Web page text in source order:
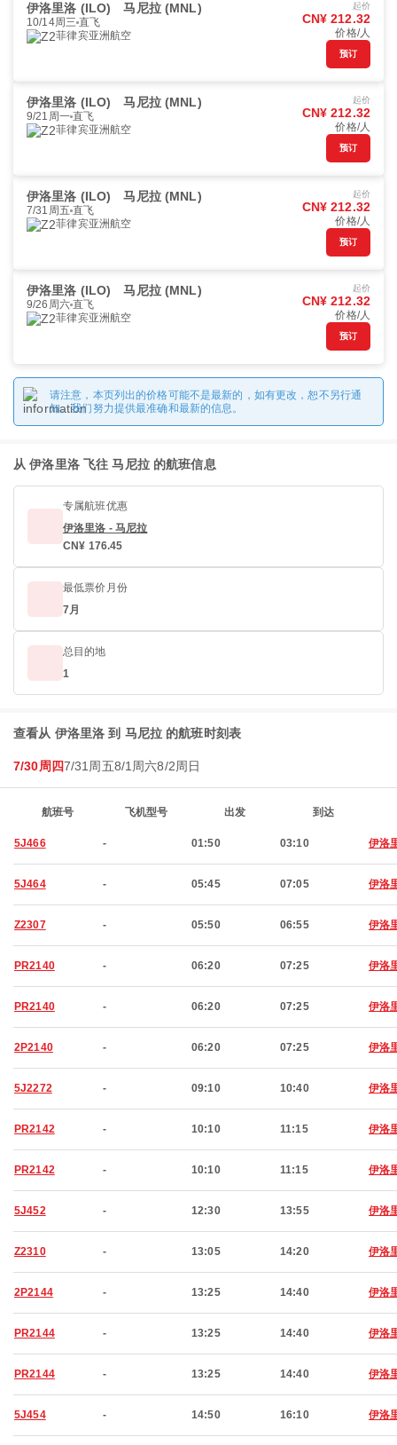
伊洛里洛 (ILO) 马尼拉 (MNL)
10/14周三 直飞
菲律宾亚洲航空
起价
CN¥ 212.32
价格/人
预订
伊洛里洛 (ILO) 马尼拉 (MNL)
9/21周一 直飞
菲律宾亚洲航空
起价
CN¥ 212.32
价格/人
预订
伊洛里洛 (ILO) 马尼拉 (MNL)
7/31周五 直飞
菲律宾亚洲航空
起价
CN¥ 212.32
价格/人
预订
伊洛里洛 (ILO) 马尼拉 (MNL)
9/26周六 直飞
菲律宾亚洲航空
起价
CN¥ 212.32
价格/人
预订
请注意，本页列出的价格可能不是最新的，如有更改，恕不另行通
知。我们努力提供最准确和最新的信息。
从 伊洛里洛 飞往 马尼拉 的航班信息
专属航班优惠
伊洛里洛 - 马尼拉
CN¥ 176.45
最低票价月份
7月
总目的地
1
查看从 伊洛里洛 到 马尼拉 的航班时刻表
7/30周四7/31周五8/1周六8/2周日
航班号 飞机型号 出发 到达
5J466 - 01:50 03:10 伊洛
5J464 - 05:45 07:05 伊洛
Z2307 - 05:50 06:55 伊洛
PR2140 - 06:20 07:25 伊洛
PR2140 - 06:20 07:25 伊洛
2P2140 - 06:20 07:25 伊洛
5J2272 - 09:10 10:40 伊洛
PR2142 - 10:10 11:15 伊洛
PR2142 - 10:10 11:15 伊洛
5J452 - 12:30 13:55 伊洛
Z2310 - 13:05 14:20 伊洛
2P2144 - 13:25 14:40 伊洛
PR2144 - 13:25 14:40 伊洛
PR2144 - 13:25 14:40 伊洛
5J454 - 14:50 16:10 伊洛